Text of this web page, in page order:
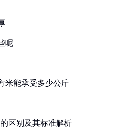
呢
米能承受多少公斤
区别及其标准解析